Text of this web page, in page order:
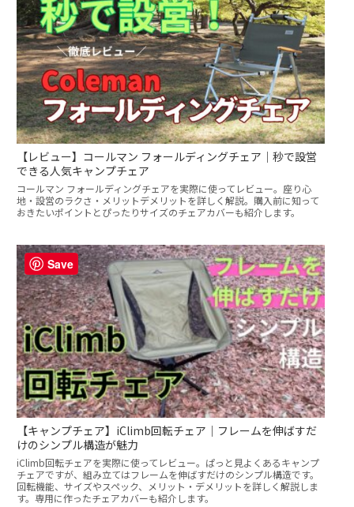
【レビュー】コールマン フォールディングチェア｜秒で設営
できる人気キャンプチェア
コールマン フォールディングチェアを実際に使ってレビュー。座り心
地・設営のラクさ・メリットデメリットを詳しく解説。購入前に知って
おきたいポイントとぴったりサイズのチェアカバーも紹介します。
【キャンプチェア】iClimb回転チェア｜フレームを伸ばすだ
けのシンプル構造が魅力
iClimb回転チェアを実際に使ってレビュー。ぱっと見よくあるキャンプ
チェアですが、組み立てはフレームを伸ばすだけのシンプル構造です。
回転機能、サイズやスペック、メリット・デメリットを詳しく解説しま
す。専用に作ったチェアカバーも紹介します。
Save